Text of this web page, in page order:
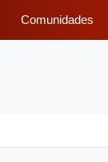
Comunidades